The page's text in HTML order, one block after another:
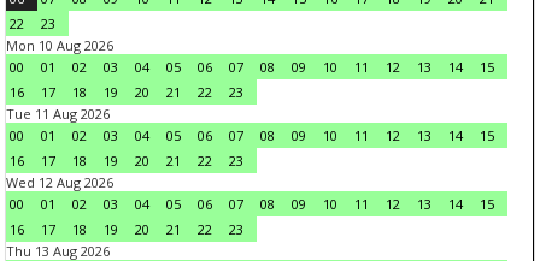
22
23
Mon 10 Aug 2026
00
01 02 03 04 05 06 07 08 09 10 11 12 13 14
15
16
17 18 19 20 21 22
23
Tue 11 Aug 2026
00
01 02 03 04 05 06 07 08 09 10 11 12 13 14
15
16
17 18 19 20 21 22
23
Wed 12 Aug 2026
00
01 02 03 04 05 06 07 08 09 10 11 12 13 14
15
16
17 18 19 20 21 22
23
Thu 13 Aug 2026